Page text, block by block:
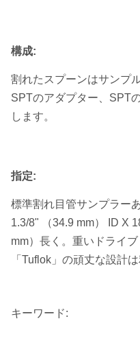
構成:
割れたスプーンはサンプ
SPTのアダプター、SPT
します。
指定:
標準割れ目管サンプラー
1.3/8" （34.9 mm） ID X
mm）長く。重いドライ
「Tuflok」の頑丈な設計
キーワード: